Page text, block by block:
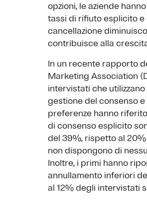
opzioni, le aziende
tassi di rifiuto esplicito e
cancellazione
contribuisce alla
In un recente rapporto
Marketing Association
intervistati che
gestione del consenso
preferenze hanno
di consenso esplicito
del 39%, rispetto al
non dispongono di
Inoltre, i primi hanno
annullamento inferiori
al 12% degli intervistati